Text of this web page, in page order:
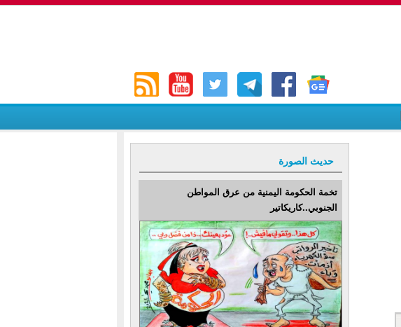
حديث الصورة
تخمة الحكومة اليمنية من عرق المواطن
الجنوبي..كاريكاتير